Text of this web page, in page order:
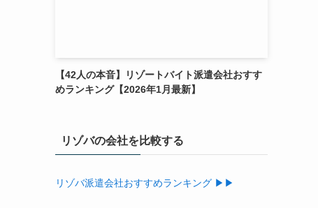
【42人の本音】リゾートバイト派遣会社おすす
めランキング【2026年1月最新】
リゾバの会社を比較する
リゾバ派遣会社おすすめランキング ▶▶